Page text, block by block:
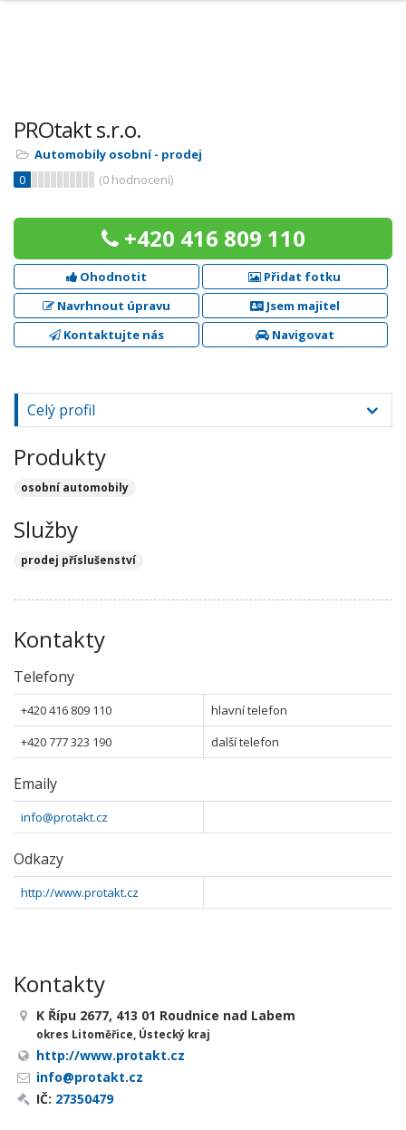
PROtakt s.r.o.
Automobily osobní - prodej
0
(0 hodnocení)
+420 416 809 110
Ohodnotit
Přidat fotku
Navrhnout úpravu
Jsem majitel
Kontaktujte nás
Navigovat
Celý profil
Produkty
osobní automobily
Služby
prodej příslušenství
Kontakty
Telefony
+420 416 809 110
hlavní telefon
+420 777 323 190
další telefon
Emaily
info@protakt.cz
Odkazy
http://www.protakt.cz
Kontakty
K Řípu 2677, 413 01 Roudnice nad Labem
okres Litoměřice, Ústecký kraj
http://www.protakt.cz
info@protakt.cz
IČ: 27350479